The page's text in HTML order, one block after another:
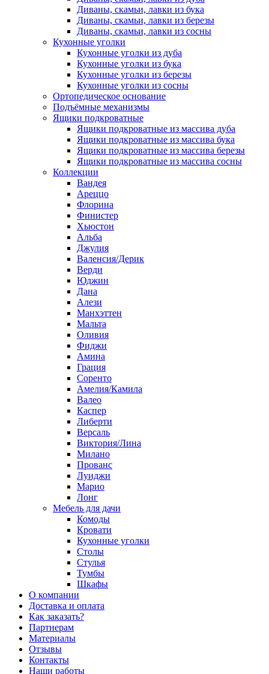
Диваны, скамьи, лавки из бука
Диваны, скамьи, лавки из березы
Диваны, скамьи, лавки из сосны
Кухонные уголки
Кухонные уголки из дуба
Кухонные уголки из бука
Кухонные уголки из березы
Кухонные уголки из сосны
Ортопедическое основание
Подъёмные механизмы
Ящики подкроватные
Ящики подкроватные из массива дуба
Ящики подкроватные из массива бука
Ящики подкроватные из массива березы
Ящики подкроватные из массива сосны
Коллекции
Вандея
Ареццо
Флорина
Финистер
Хьюстон
Альба
Джулия
Валенсия/Дерик
Верди
Юджин
Дана
Алези
Манхэттен
Мальта
Оливия
Фиджи
Амина
Грация
Соренто
Амелия/Камила
Валео
Каспер
Либерти
Версаль
Виктория/Лина
Милано
Прованс
Луиджи
Марио
Лонг
Мебель для дачи
Комоды
Кровати
Кухонные уголки
Столы
Стулья
Тумбы
Шкафы
О компании
Доставка и оплата
Как заказать?
Партнерам
Материалы
Отзывы
Контакты
Наши работы